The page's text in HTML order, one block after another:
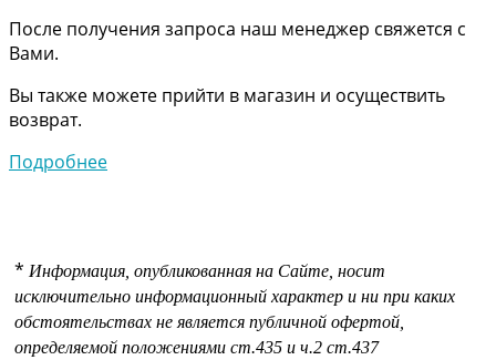
После получения запроса наш менеджер свяжется с
Вами.
Вы также можете прийти в магазин и осуществить
возврат.
Подробнее
* Информация, опубликованная на Сайте, носит
исключительно информационный характер и ни при каких
обстоятельствах не является публичной офертой,
определяемой положениями ст.435 и ч.2 ст.437